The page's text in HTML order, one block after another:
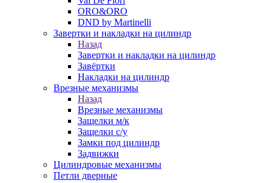
ORO&ORO
DND by Martinelli
Завертки и накладки на цилиндр
Назад
Завертки и накладки на цилиндр
Завёртки
Накладки на цилиндр
Врезные механизмы
Назад
Врезные механизмы
Защелки м/к
Защелки с/у
Замки под цилиндр
Задвижки
Цилиндровые механизмы
Петли дверные